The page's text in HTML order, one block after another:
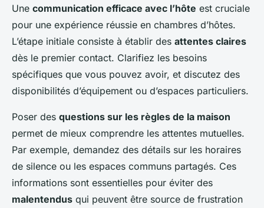
Une communication efficace avec l’hôte est cruciale
pour une expérience réussie en chambres d’hôtes.
L’étape initiale consiste à établir des attentes claires
dès le premier contact. Clarifiez les besoins
spécifiques que vous pouvez avoir, et discutez des
disponibilités d’équipement ou d’espaces particuliers.
Poser des questions sur les règles de la maison
permet de mieux comprendre les attentes mutuelles.
Par exemple, demandez des détails sur les horaires
de silence ou les espaces communs partagés. Ces
informations sont essentielles pour éviter des
malentendus qui peuvent être source de frustration